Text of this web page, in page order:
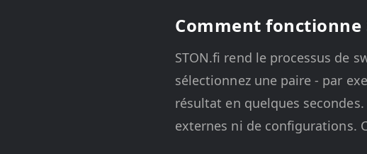
Comment fonctionne
STON.fi rend le processus de
sélectionnez une paire - par
résultat en quelques
externes ni de configurations.